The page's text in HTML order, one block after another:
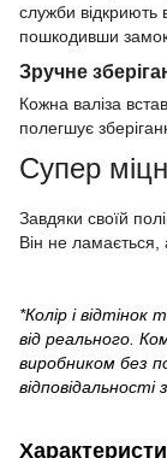
служби відкриють
пошкодивши
Зручне
Кожна валіза
полегшує
Супер
Завдяки своїй
Він не
*Колір і
від реального.
виробником без
відповідальності